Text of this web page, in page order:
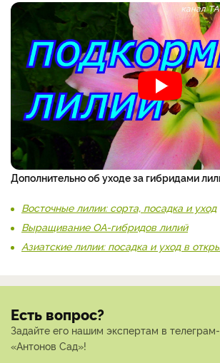
Дополнительно об уходе за гибридами
Восточные лилии: сорта, посадка и уход
Выращивание ОА-гибридов лилий
Азиатские лилии: посадка и уход в
Есть вопрос?
Задайте его нашим экспертам в
«Антонов Сад»!